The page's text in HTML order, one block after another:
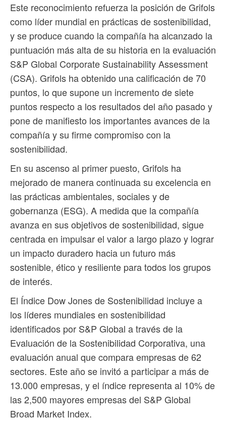
Este reconocimiento refuerza la posición de Grifols
como líder mundial en prácticas de sostenibilidad,
y se produce cuando la compañía ha alcanzado la
puntuación más alta de su historia en la evaluación
S&P Global Corporate Sustainability Assessment
(CSA). Grifols ha obtenido una calificación de 70
puntos, lo que supone un incremento de siete
puntos respecto a los resultados del año pasado y
pone de manifiesto los importantes avances de la
compañía y su firme compromiso con la
sostenibilidad.
En su ascenso al primer puesto, Grifols ha
mejorado de manera continuada su excelencia en
las prácticas ambientales, sociales y de
gobernanza (ESG). A medida que la compañía
avanza en sus objetivos de sostenibilidad, sigue
centrada en impulsar el valor a largo plazo y lograr
un impacto duradero hacia un futuro más
sostenible, ético y resiliente para todos los grupos
de interés.
El Índice Dow Jones de Sostenibilidad incluye a
los líderes mundiales en sostenibilidad
identificados por S&P Global a través de la
Evaluación de la Sostenibilidad Corporativa, una
evaluación anual que compara empresas de 62
sectores. Este año se invitó a participar a más de
13.000 empresas, y el índice representa al 10% de
las 2,500 mayores empresas del S&P Global
Broad Market Index.